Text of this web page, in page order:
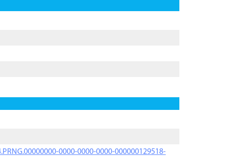
0000-0000-0000-000000129518-